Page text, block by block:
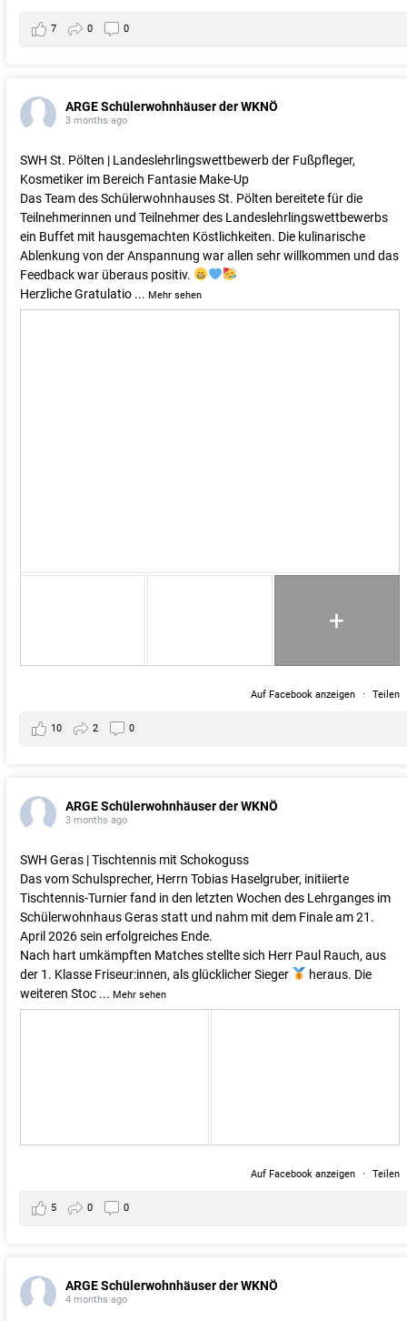
7 0 0
ARGE Schülerwohnhäuser der WKNÖ
3 months ago
SWH St. Pölten | Landeslehrlingswettbewerb der Fußpfleger,
Kosmetiker im Bereich Fantasie Make-Up
Das Team des Schülerwohnhauses St. Pölten bereitete für die
Teilnehmerinnen und Teilnehmer des Landeslehrlingswettbewerbs
ein Buffet mit hausgemachten Köstlichkeiten. Die kulinarische
Ablenkung von der Anspannung war allen sehr willkommen und das
Feedback war überaus positiv.
Herzliche Gratulatio ... Mehr sehen
+
Auf Facebook anzeigen · Teilen
10 2 0
ARGE Schülerwohnhäuser der WKNÖ
3 months ago
SWH Geras | Tischtennis mit Schokoguss
Das vom Schulsprecher, Herrn Tobias Haselgruber, initiierte
Tischtennis-Turnier fand in den letzten Wochen des Lehrganges im
Schülerwohnhaus Geras statt und nahm mit dem Finale am 21.
April 2026 sein erfolgreiches Ende.
Nach hart umkämpften Matches stellte sich Herr Paul Rauch, aus
der 1. Klasse Friseur:innen, als glücklicher Sieger
heraus. Die
weiteren Stoc ... Mehr sehen
Auf Facebook anzeigen · Teilen
5 0 0
ARGE Schülerwohnhäuser der WKNÖ
4 months ago